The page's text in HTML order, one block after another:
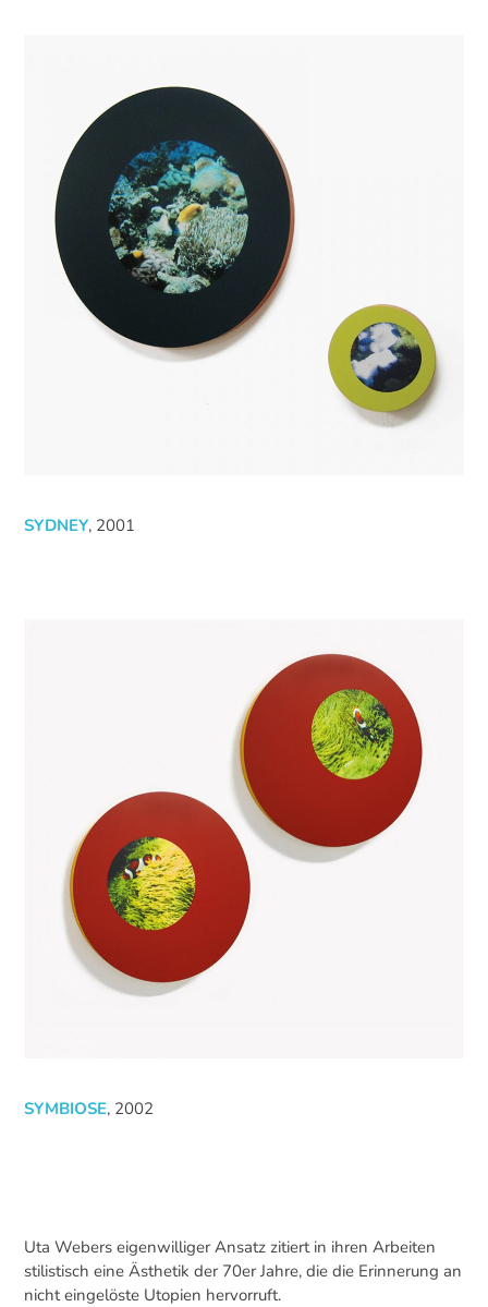
SYDNEY, 2001
SYMBIOSE, 2002
Uta Webers eigenwilliger Ansatz zitiert in ihren Arbeiten
stilistisch eine Ästhetik der 70er Jahre, die die Erinnerung an
nicht eingelöste Utopien hervorruft.